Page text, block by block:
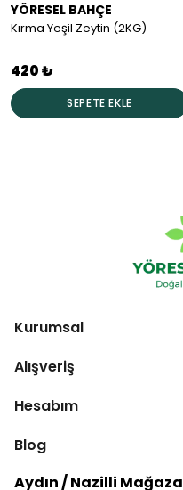
YÖRESEL BAHÇE
Kırma Yeşil Zeytin (2KG)
420 ₺
SEPETE EKLE
Kurumsal
Alışveriş
Hesabım
Blog
Aydın / Nazilli Mağaza